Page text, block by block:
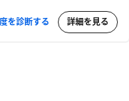
を診断する 詳細を見る